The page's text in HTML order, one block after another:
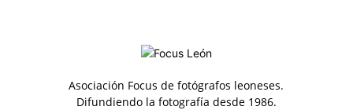
Asociación Focus de fotógrafos leoneses.
Difundiendo la fotografía desde 1986.